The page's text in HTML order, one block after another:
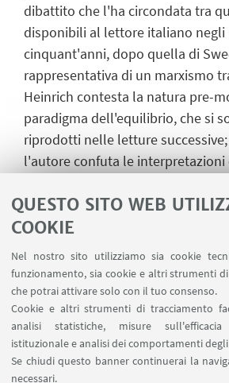
QUESTO SITO WEB
COOKIE
Nel nostro sito utilizziamo sia cookie
funzionamento, sia cookie e altri strumenti
che potrai attivare solo con il tuo consenso.
Cookie e altri strumenti di tracciamento
analisi statistiche, misure
istituzionale e analisi dei comportamenti
Se chiudi questo banner continuerai la
necessari.
dibattito che l'ha circondata tra
disponibili al lettore italiano
cinquant'anni, dopo quella di
rappresentativa di un marxismo
Heinrich contesta la natura pre-
paradigma dell'equilibrio, che si
riprodotti nelle letture
l'autore confuta le interpretazioni
Si tratta di un classico della
cui posizione nel dibattito
una introduzione di Riccardo
intervento su Heinrich e Althusser
Morfino.
IN EVIDENZA